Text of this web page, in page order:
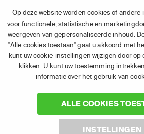
Op deze website worden cookies of
voor functionele, statistische en
weergeven van gepersonaliseerde inhoud.
"Alle cookies toestaan" gaat u akkoord met
kunt uw cookie-instellingen wijzigen door
klikken. U kunt uw toestemming
informatie over het gebruik van
ALLE COOKIES
INSTELLINGEN
(1) De eerste 30 dagen gratis: Geldig op alle
van APP TV Light, Basic of
(2) Prijs abonnement : Incl.
(3) Restart & Replayis beschikbaar voor
van je gekozen pakket.
2026 Canal+ Luxembourg S. à r.l. - Alle
VLAANDEREN® is een merk gebruikt